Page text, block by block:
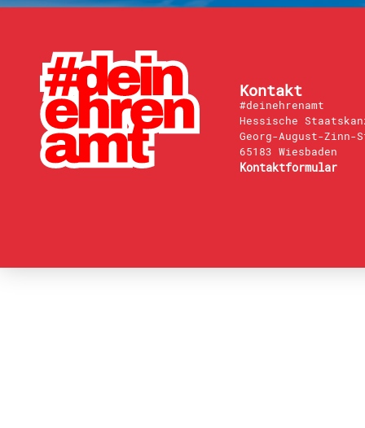
Kontakt
#deinehrenamt
Hessische
Georg-August-Zinn-
65183 Wiesbaden
Kontaktformular